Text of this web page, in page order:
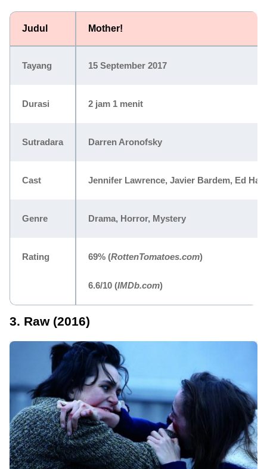
Judul Mother!
Tayang 15 September 2017
Durasi 2 jam 1 menit
Sutradara Darren Aronofsky
Cast Jennifer Lawrence, Javier Bardem, Ed
Genre Drama, Horror, Mystery
Rating 69% (RottenTomatoes.com)
6.6/10 (IMDb.com)
3. Raw (2016)